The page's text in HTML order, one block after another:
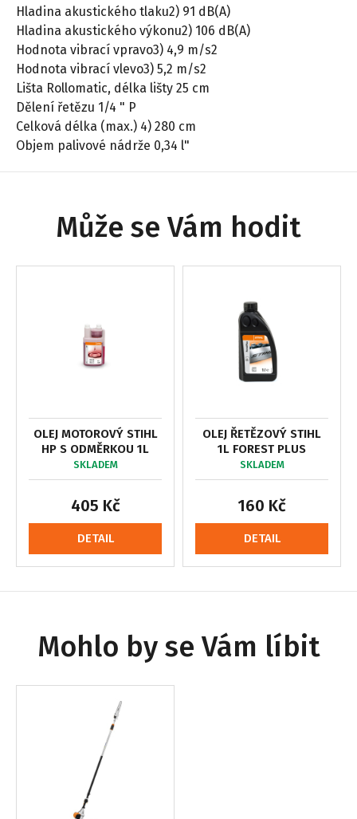
Hladina akustického tlaku2) 91 dB(A)
Hladina akustického výkonu2) 106 dB(A)
Hodnota vibrací vpravo3) 4,9 m/s2
Hodnota vibrací vlevo3) 5,2 m/s2
Lišta Rollomatic, délka lišty 25 cm
Dělení řetězu 1/4 " P
Celková délka (max.) 4) 280 cm
Objem palivové nádrže 0,34 l"
Může se Vám hodit
OLEJ MOTOROVÝ STIHL
HP S ODMĚRKOU 1L
SKLADEM
405 Kč
DETAIL
OLEJ ŘETĚZOVÝ STIHL
1L FOREST PLUS
SKLADEM
160 Kč
DETAIL
Mohlo by se Vám líbit